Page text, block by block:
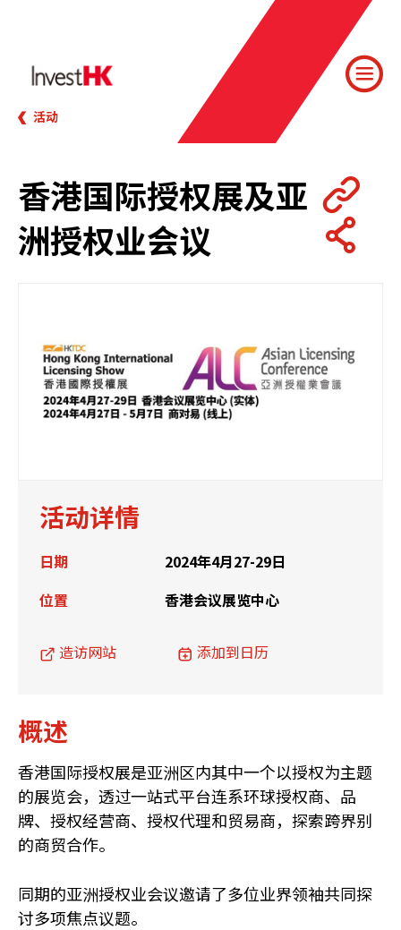
活动
香港国际授权展及亚
洲授权业会议
活动详情
日期
2024年4月27-29日
位置
香港会议展览中心
造访网站 添加到日历
概述
香港国际授权展是亚洲区内其中一个以授权为主题
的展览会，透过一站式平台连系环球授权商、品
牌、授权经营商、授权代理和贸易商，探索跨界别
的商贸合作。
同期的亚洲授权业会议邀请了多位业界领袖共同探
讨多项焦点议题。